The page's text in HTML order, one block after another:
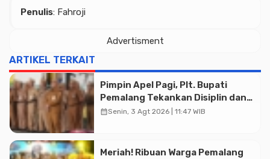
Penulis: Fahroji
Advertisment
ARTIKEL TERKAIT
Pimpin Apel Pagi, Plt. Bupati
Pemalang Tekankan Disiplin dan
Soliditas ASN untuk Pelayanan
calendar_monthSenin, 3 Agt 2026 | 11:47 WIB
Meriah! Ribuan Warga Pemalang